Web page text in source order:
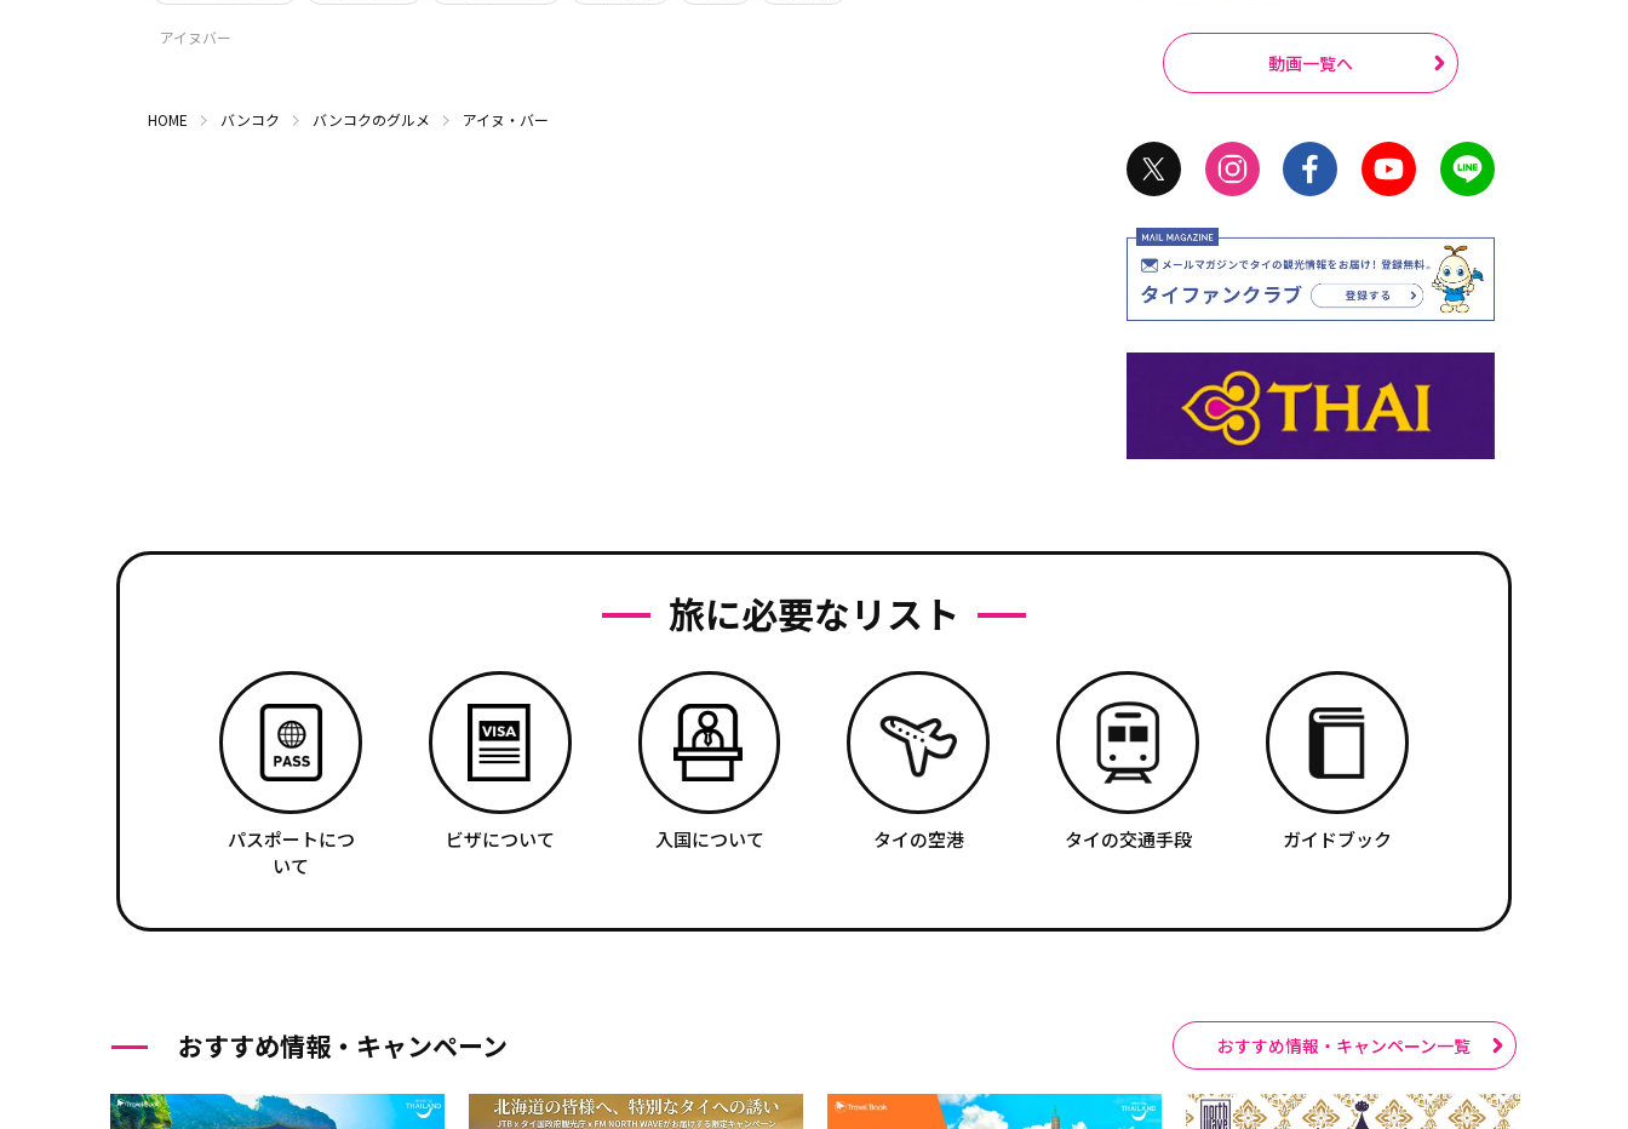
アイヌバー
HOME バンコク バンコクのグルメ アイヌ・バー
動画一覧へ
旅に必要なリスト
パスポートにつ
いて
ビザについて 入国について タイの空港 タイの交通手段 ガイドブック
おすすめ情報・キャンペーン おすすめ情報・キャンペーン一覧